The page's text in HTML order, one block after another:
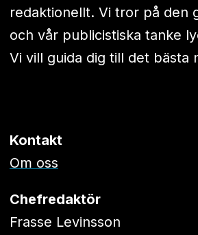
redaktionellt. Vi tror på den
och vår publicistiska tanke
Vi vill guida dig till det bästa
Kontakt
Om oss
Chefredaktör
Frasse Levinsson